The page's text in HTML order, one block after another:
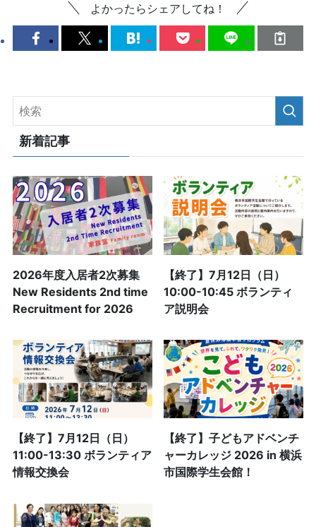
よかったらシェアしてね！
新着記事
2026年度入居者2次募集
New Residents 2nd time
Recruitment for 2026
【終了】7月12日（日）
10:00-10:45 ボランティ
ア説明会
【終了】7月12日（日）
11:00-13:30 ボランティア
情報交換会
【終了】子どもアドベンチ
ャーカレッジ 2026 in 横浜
市国際学生会館！